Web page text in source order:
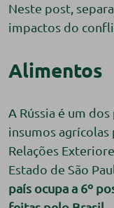
Neste post,
impactos do
Alimentos
A Rússia é um
insumos
Relações
Estado de São
país ocupa a 6º